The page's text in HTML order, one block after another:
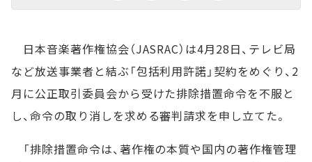
日本音楽著作権協会（JASRAC）は4月28日、テレビ局
など放送事業者と結ぶ「包括利用許諾」契約をめぐり、2
月に公正取引委員会から受けた排除措置命令を不服と
し、命令の取り消しを求める審判請求を申し立てた。
「排除措置命令は、著作権の本質や国内の著作権管理